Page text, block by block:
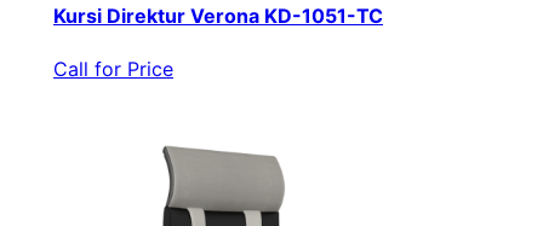
Kursi Direktur Verona KD-1051-TC
Call for Price